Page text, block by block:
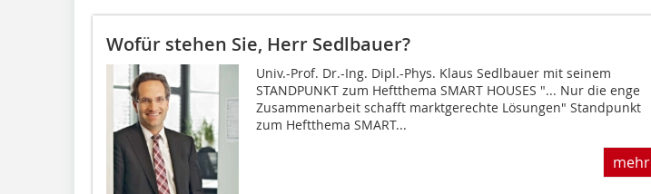
Wofür stehen Sie, Herr Sedlbauer?
Univ.-Prof. Dr.-Ing. Dipl.-Phys. Klaus Sedlbauer mit seinem
STANDPUNKT zum Heftthema SMART HOUSES "... Nur die enge
Zusammenarbeit schafft marktgerechte Lösungen" Standpunkt
zum Heftthema SMART...
mehr